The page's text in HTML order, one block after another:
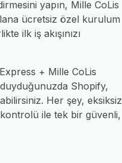
yapın, Mille CoLis
ücretsiz özel kurulum
ilk iş akışınızı
+ Mille CoLis
Shopify,
Her şey, eksiksiz
ile tek bir güvenli,